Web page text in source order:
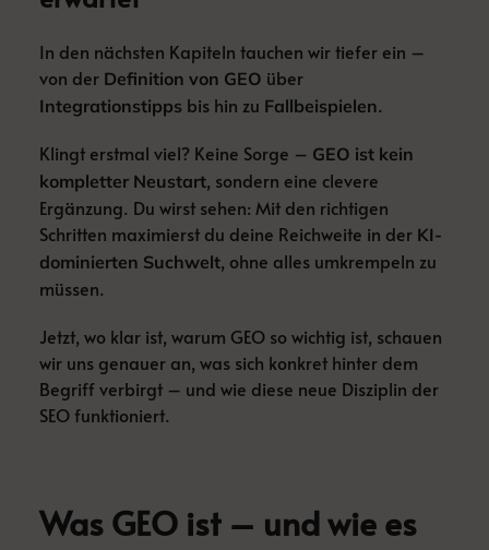
In den nächsten Kapiteln tauchen wir tiefer ein –
von der Definition von GEO über
Integrationstipps bis hin zu Fallbeispielen.
Klingt erstmal viel? Keine Sorge – GEO ist kein
kompletter Neustart, sondern eine clevere
Ergänzung. Du wirst sehen: Mit den richtigen
Schritten maximierst du deine Reichweite in der KI-
dominierten Suchwelt, ohne alles umkrempeln zu
müssen.
Jetzt, wo klar ist, warum GEO so wichtig ist, schauen
wir uns genauer an, was sich konkret hinter dem
Begriff verbirgt – und wie diese neue Disziplin der
SEO funktioniert.
Was GEO ist – und wie es